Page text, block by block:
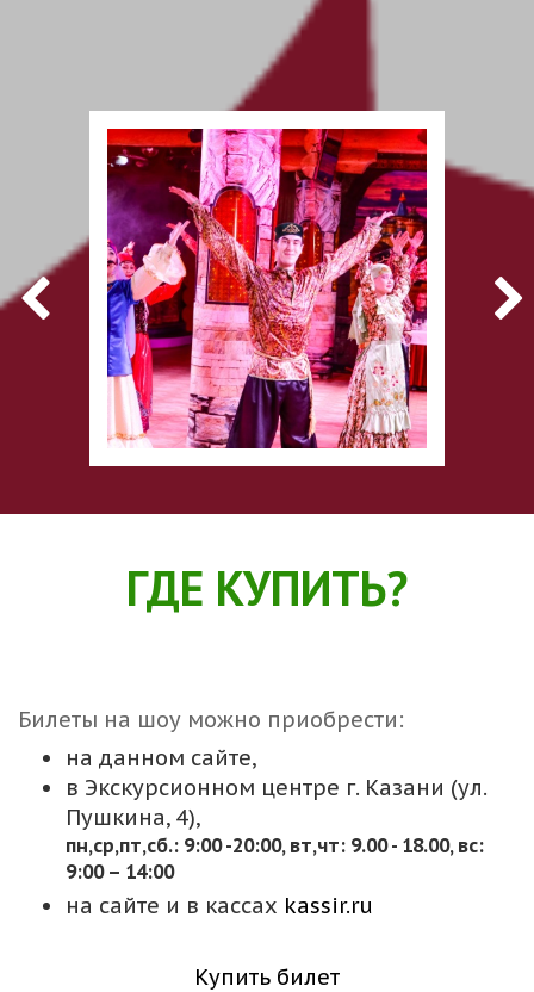
ГДЕ КУПИТЬ?
Билеты на шоу можно приобрести:
на данном сайте,
в Экскурсионном центре г. Казани (ул.
Пушкина, 4),
пн,cр,пт,сб.: 9:00 -20:00, вт,чт: 9.00 - 18.00, вс:
9:00 – 14:00
на сайте и в кассах kassir.ru
Купить билет